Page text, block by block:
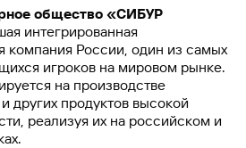
общество «СИБУР
интегрированная
компания России, один из самых
игроков на мировом рынке.
на производстве
других продуктов высокой
реализуя их на российском и